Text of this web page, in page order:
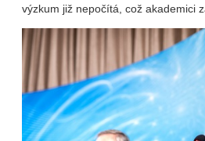
výzkum již nepočítá, což akademici